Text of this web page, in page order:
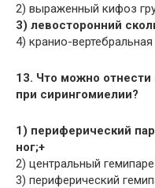
2) выраженный кифоз
3) левосторонний
4) кранио-вертебральная
13. Что можно
при сирингомиелии?
1) периферический
ног;+
2) центральный
3) периферический